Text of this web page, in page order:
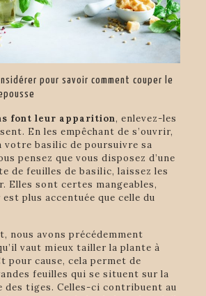
pour savoir comment couper le
font leur apparition, enlevez-les
En les empêchant de s’ouvrir,
votre basilic de poursuivre sa
pensez que vous disposez d’une
de feuilles de basilic, laissez les
Elles sont certes mangeables,
plus accentuée que celle du
nous avons précédemment
vaut mieux tailler la plante à
pour cause, cela permet de
feuilles qui se situent sur la
tiges. Celles-ci contribuent au